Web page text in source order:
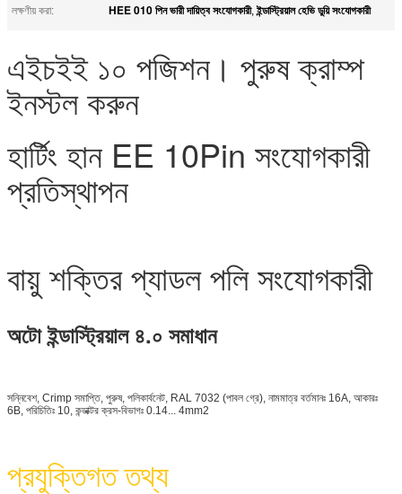
লক্ষণীয় করা:
HEE 010 পিন ভারী দায়িত্ব সংযোগকারী,ইন্ডাস্ট্রিয়াল হেভি ডুয়ি সংযোগকারী
এইচইই ১০ পজিশন। পুরুষ ক্রাম্প
ইনস্টল করুন
হার্টিং হান EE 10Pin সংযোগকারী
প্রতিস্থাপন
বায়ু শক্তির প্যাডল পলি সংযোগকারী
অটো ইন্ডাস্ট্রিয়াল ৪.০ সমাধান
সন্নিবেশ, Crimp সমাপ্তি, পুরুষ, পলিকার্বনেট, RAL 7032 (পাবল গ্রে), নামমাত্র বর্তমানঃ 16A, আকারঃ
6B, পরিচিতিঃ 10, কন্ডাক্টর ক্রস-বিভাগঃ 0.14... 4mm2
প্রযুক্তিগত তথ্য